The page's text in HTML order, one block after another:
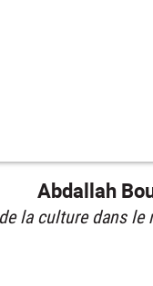
Abdallah
la culture dans